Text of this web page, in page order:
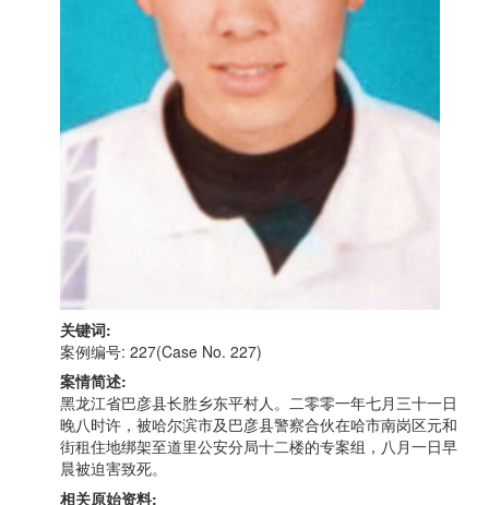
关键词:
案例编号: 227(Case No. 227)
案情简述:
黑龙江省巴彦县长胜乡东平村人。二零零一年七月三十一日
晚八时许，被哈尔滨市及巴彦县警察合伙在哈市南岗区元和
街租住地绑架至道里公安分局十二楼的专案组，八月一日早
晨被迫害致死。
相关原始资料: